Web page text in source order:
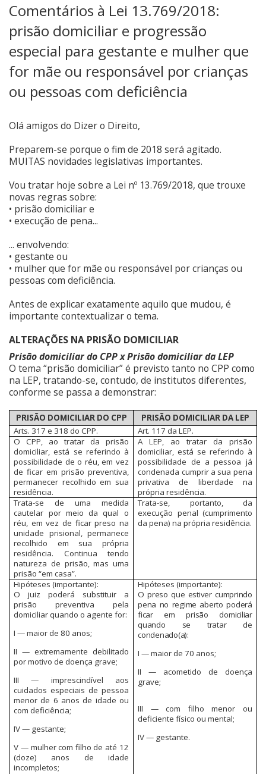
Comentários à Lei 13.769/2018:
prisão domiciliar e progressão
especial para gestante e mulher que
for mãe ou responsável por crianças
ou pessoas com deficiência
Olá amigos do Dizer o Direito,
Preparem-se porque o fim de 2018 será agitado.
MUITAS novidades legislativas importantes.
Vou tratar hoje sobre a Lei nº 13.769/2018, que trouxe
novas regras sobre:
• prisão domiciliar e
• execução de pena...
... envolvendo:
• gestante ou
• mulher que for mãe ou responsável por crianças ou
pessoas com deficiência.
Antes de explicar exatamente aquilo que mudou, é
importante contextualizar o tema.
ALTERAÇÕES NA PRISÃO DOMICILIAR
Prisão domiciliar do CPP x Prisão domiciliar da LEP
O tema “prisão domiciliar” é previsto tanto no CPP como
na LEP, tratando-se, contudo, de institutos diferentes,
conforme se passa a demonstrar:
PRISÃO DOMICILIAR DO CPP
PRISÃO DOMICILIAR DA LEP
Arts. 317 e 318 do CPP.
Art. 117 da LEP.
O CPP, ao tratar da prisão
domiciliar, está se referindo à
possibilidade de o réu, em vez
de ficar em prisão preventiva,
permanecer recolhido em sua
residência.
A LEP, ao tratar da prisão
domiciliar, está se referindo à
possibilidade de a pessoa já
condenada cumprir a sua pena
privativa de liberdade na
própria residência.
Trata-se de uma medida
cautelar por meio da qual o
réu, em vez de ficar preso na
unidade prisional, permanece
recolhido em sua própria
residência. Continua tendo
natureza de prisão, mas uma
prisão “em casa”.
Trata-se, portanto, da
execução penal (cumprimento
da pena) na própria residência.
Hipóteses (importante):
O juiz poderá substituir a
prisão preventiva pela
domiciliar quando o agente for:
I — maior de 80 anos;
II — extremamente debilitado
por motivo de doença grave;
III — imprescindível aos
cuidados especiais de pessoa
menor de 6 anos de idade ou
com deficiência;
IV — gestante;
V — mulher com filho de até 12
(doze) anos de idade
incompletos;
Hipóteses (importante):
O preso que estiver cumprindo
pena no regime aberto poderá
ficar em prisão domiciliar
quando se tratar de
condenado(a):
I — maior de 70 anos;
II — acometido de doença
grave;
III — com filho menor ou
deficiente físico ou mental;
IV — gestante.